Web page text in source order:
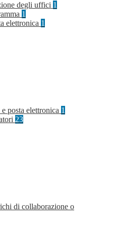
degli uffici 1
1
elettronica 1
posta elettronica 1
23
di collaborazione o